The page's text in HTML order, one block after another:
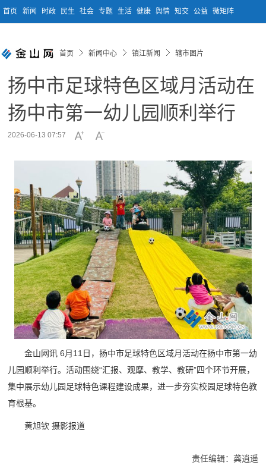
首页 新闻 时政 民生 社会 专题 生活 健康 舆情 知交 公益 微矩阵
首页 新闻中心 镇江新闻 辖市图片
扬中市足球特色区域月活动在
扬中市第一幼儿园顺利举行
2026-06-13 07:57
金山网讯 6月11日，扬中市足球特色区域月活动在扬中市第一幼
儿园顺利举行。活动围绕“汇报、观摩、教学、教研”四个环节开展，
集中展示幼儿园足球特色课程建设成果，进一步夯实校园足球特色教
育根基。
黄旭钦 摄影报道
责任编辑：龚逍遥